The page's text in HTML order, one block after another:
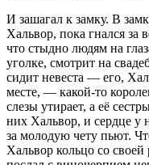
И зашагал к замку. В
Хальвор, пока гнался за
что стыдно людям на
уголке, смотрит на
сидит невеста — его,
месте, — какой-то
слезы утирает, а её
них Хальвор, и сердце у
за молодую чету пьют.
Хальвор кольцо со